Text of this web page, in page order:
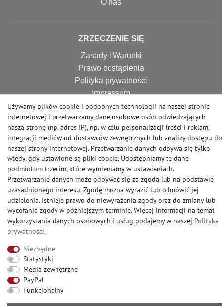
O nas
ZRZECZENIE SIĘ
Zasady i Warunki
Prawo odstąpienia
Polityka prywatności
Impressum
Formularz anulowania
INTERESUJĄCE FAKTY
Często zadawane pytania
Symbole na etykietach tapet – legenda
Sztuczki oraz przydatne rady
Kalkulacja ilości rolek
Zamówienie wzorów
Zadzwoń do nas na:
Używamy plików cookie i podobnych technologii na naszej stronie
internetowej i przetwarzamy dane osobowe osób odwiedzających
naszą stronę (np. adres IP), np. w celu personalizacji treści i reklam,
integracji mediów od dostawców zewnętrznych lub analizy dostępu do
naszej strony internetowej. Przetwarzanie danych odbywa się tylko
wtedy, gdy ustawione są pliki cookie. Udostępniamy te dane
podmiotom trzecim, które wymieniamy w ustawieniach.
Przetwarzanie danych może odbywać się za zgodą lub na podstawie
uzasadnionego interesu. Zgodę można wyrazić lub odmówić jej
udzielenia. Istnieje prawo do niewyrażenia zgody oraz do zmiany lub
wycofania zgody w późniejszym terminie. Więcej informacji na temat
wykorzystania danych osobowych i usług podajemy w naszej Polityka
­prywatności.
Niezbędne
Statystyki
Media zewnętrzne
PayPal
Funkcjonalny